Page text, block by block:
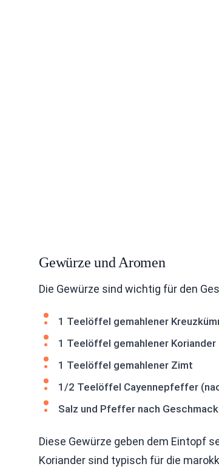
Gewürze und Aromen
Die Gewürze sind wichtig für den
1 Teelöffel gemahlener
1 Teelöffel gemahlener Koriander
1 Teelöffel gemahlener Zimt
1/2 Teelöffel Cayennepfeffer
Salz und Pfeffer nach Geschmack
Diese Gewürze geben dem Eintopf
Koriander sind typisch für die